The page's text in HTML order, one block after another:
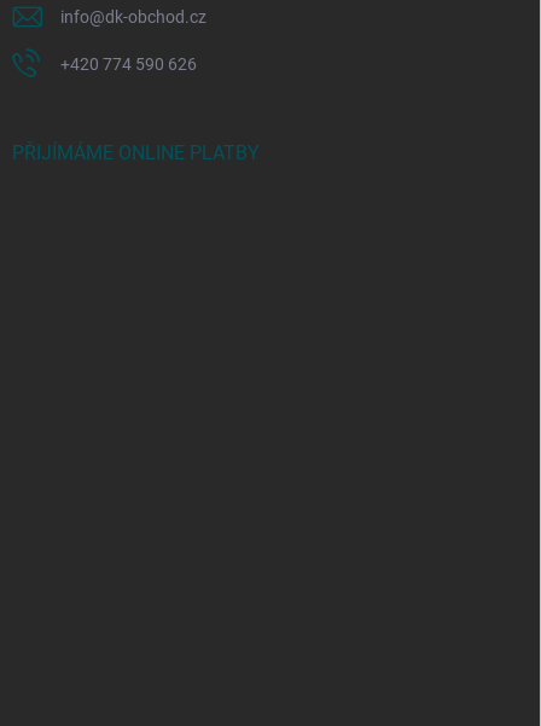
info@dk-obchod.cz
+420 774 590 626
PŘIJÍMÁME ONLINE PLATBY